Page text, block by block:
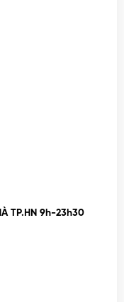
TP.HN 9h-23h30